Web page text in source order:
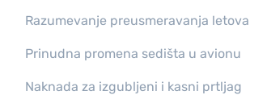
Razumevanje preusmeravanja letova
Prinudna promena sedišta u avionu
Naknada za izgubljeni i kasni prtljag